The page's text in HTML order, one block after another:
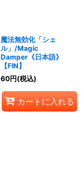
魔法無効化「シェ
ル」/Magic
Damper《日本語》
【FIN】
60円(税込)
カートに入れる